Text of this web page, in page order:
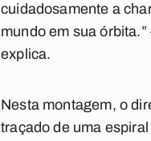
cuidadosamente a
mundo em sua
explica.
Nesta montagem, o
traçado de uma